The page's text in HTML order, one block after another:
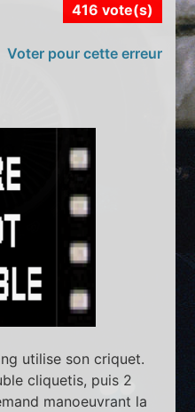
416 vote(s)
Voter pour cette erreur
utilise son criquet.
cliquetis, puis 2
manoeuvrant la